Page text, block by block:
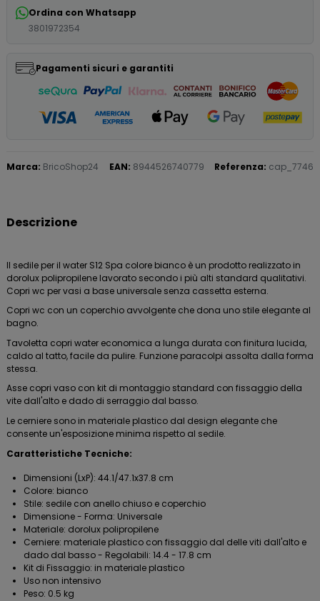
Ordina con Whatsapp
3801972354
Pagamenti sicuri e garantiti
Marca: BricoShop24 EAN: 8944526740779 Referenza: cap_7746
Descrizione
Il sedile per il water S12 Spa colore bianco è un prodotto realizzato in
dorolux polipropilene lavorato secondo i più alti standard qualitativi.
Copri wc per vasi a base universale senza cassetta esterna.
Copri wc con un coperchio avvolgente che dona uno stile elegante al
bagno.
Tavoletta copri water economica a lunga durata con finitura lucida,
caldo al tatto, facile da pulire. Funzione paracolpi assolta dalla forma
stessa.
Asse copri vaso con kit di montaggio standard con fissaggio della
vite dall'alto e dado di serraggio dal basso.
Le cerniere sono in materiale plastico dal design elegante che
consente un'esposizione minima rispetto al sedile.
Caratteristiche Tecniche:
Dimensioni (LxP): 44.1/47.1x37.8 cm
Colore: bianco
Stile: sedile con anello chiuso e coperchio
Dimensione - Forma: Universale
Materiale: dorolux polipropilene
Cerniere: materiale plastico con fissaggio dal delle viti dall'alto e
dado dal basso - Regolabili: 14.4 - 17.8 cm
Kit di Fissaggio: in materiale plastico
Uso non intensivo
Peso: 0.5 kg